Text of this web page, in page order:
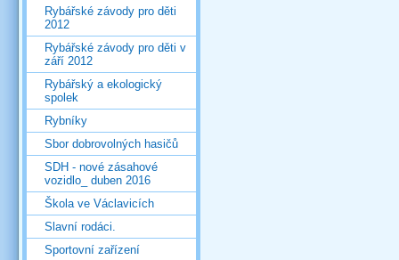
Rybářské závody pro děti
2012
Rybářské závody pro děti v
září 2012
Rybářský a ekologický
spolek
Rybníky
Sbor dobrovolných hasičů
SDH - nové zásahové
vozidlo_ duben 2016
Škola ve Václavicích
Slavní rodáci.
Sportovní zařízení